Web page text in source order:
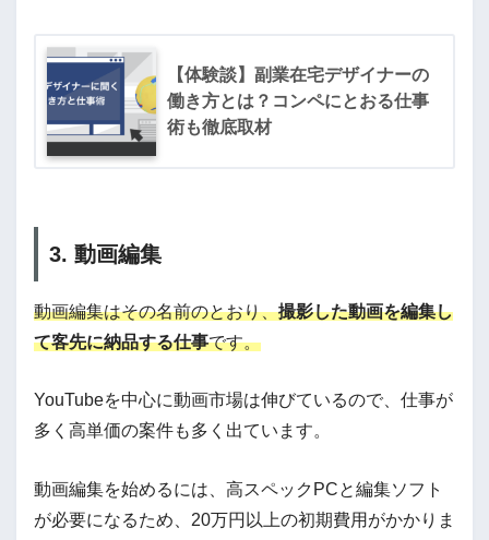
【体験談】副業在宅デザイナーの
働き方とは？コンペにとおる仕事
術も徹底取材
3. 動画編集
動画編集はその名前のとおり、撮影した動画を編集し
て客先に納品する仕事です。
YouTubeを中心に動画市場は伸びているので、仕事が
多く高単価の案件も多く出ています。
動画編集を始めるには、高スペックPCと編集ソフト
が必要になるため、20万円以上の初期費用がかかりま